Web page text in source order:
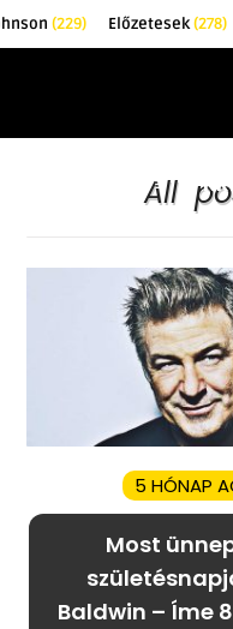
(229) Előzetesek(278)
All
5 HÓNAP
Most
Baldwin – Íme